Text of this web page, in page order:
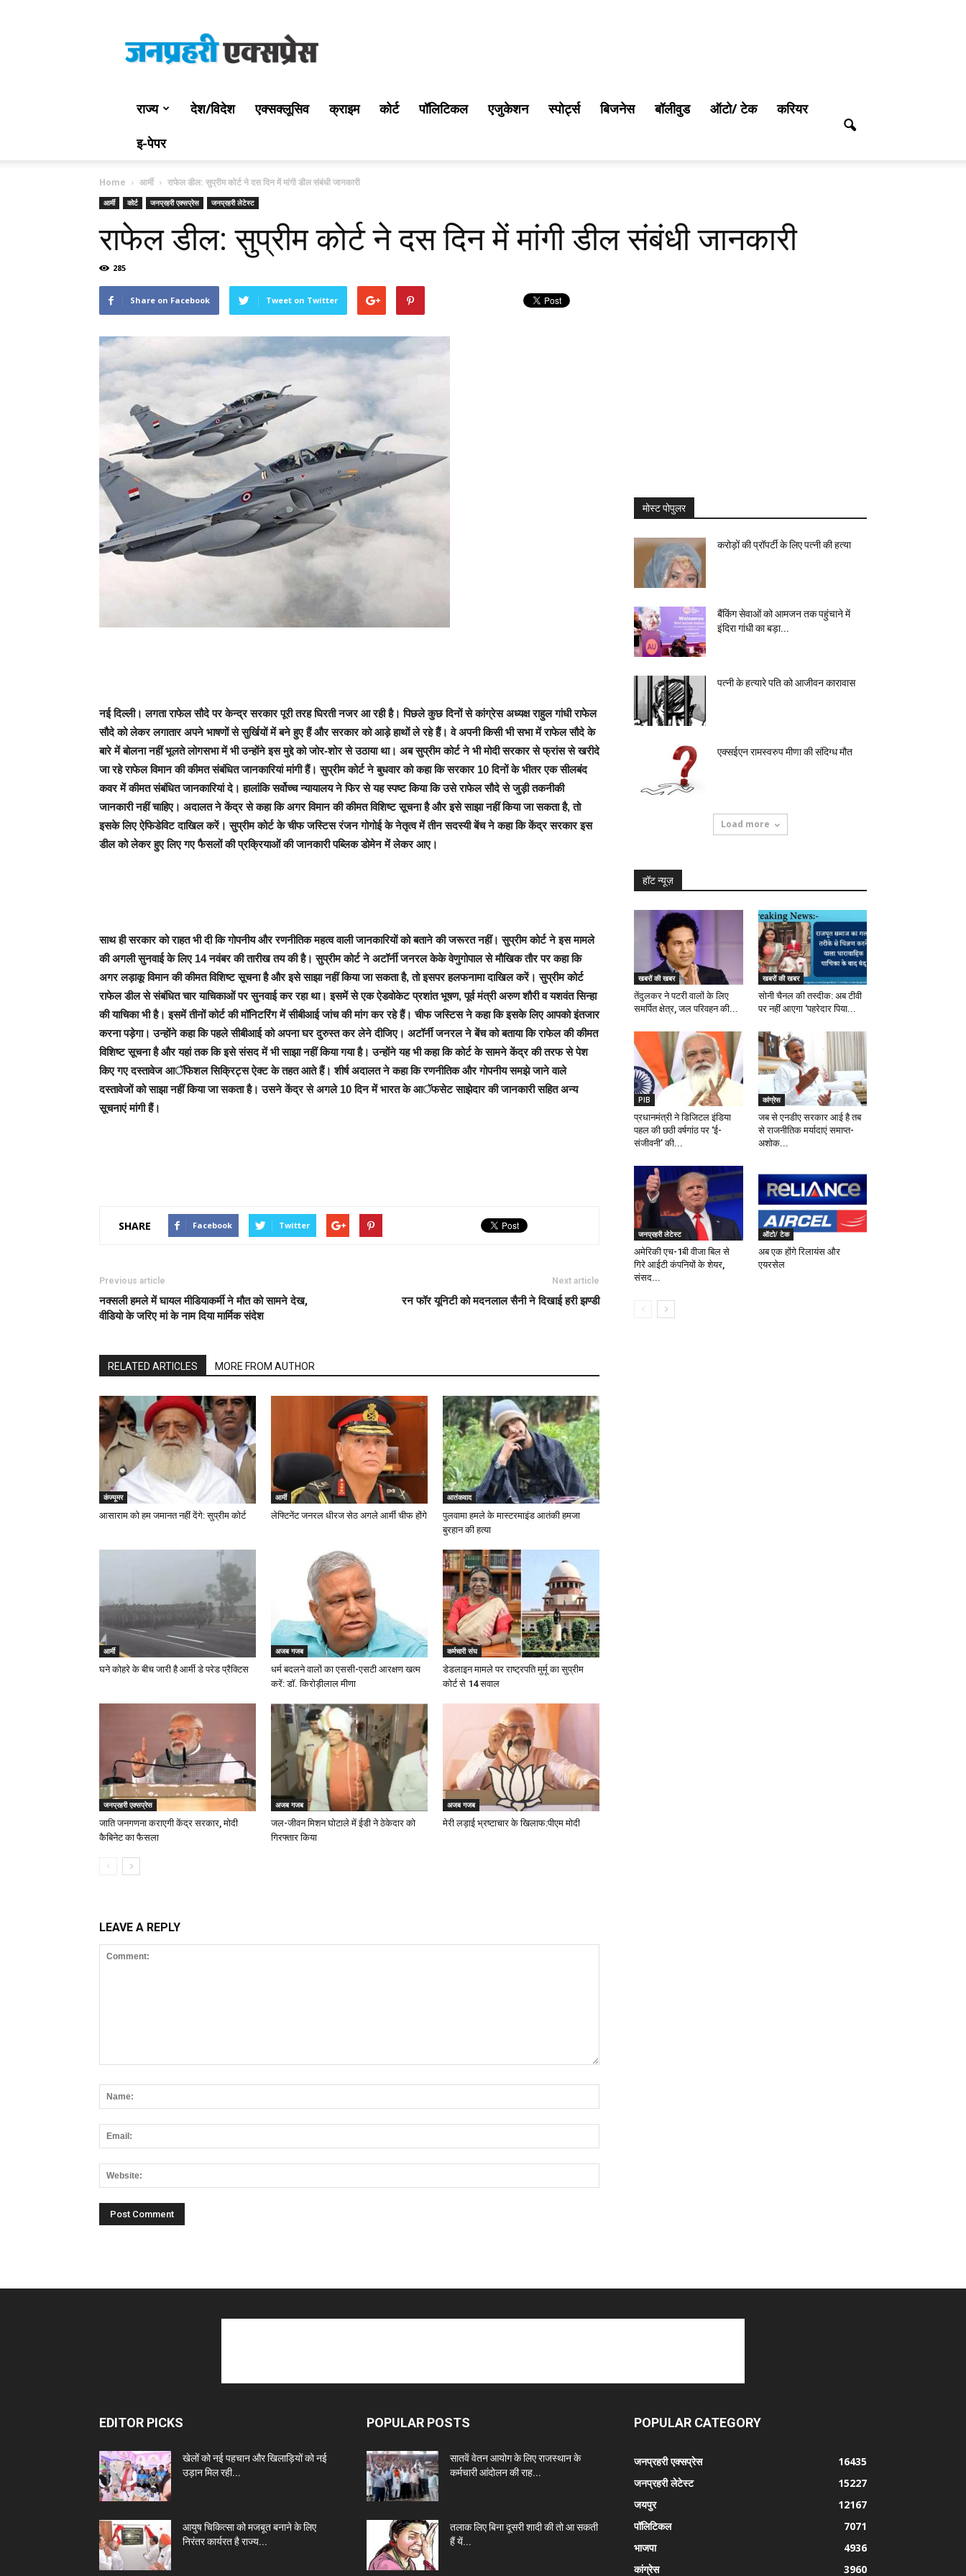
Prahari
Express
राज्य देश/विदेश एक्सक्लूसिव क्राइम कोर्ट पॉलिटिकल एजुकेशन स्पोर्ट्स बिजनेस बॉलीवुड ऑटो/ टेक
करियर
इ-पेपर
Home आर्मी राफेल डील: सुप्रीम कोर्ट ने दस दिन में मांगी डील संबंधी जानकारी
आर्मी कोर्ट जनप्रहरी एक्सप्रेस जनप्रहरी लेटेस्ट
राफेल डील: सुप्रीम कोर्ट ने दस दिन में मांगी डील संबंधी जानकारी
285
Share on Facebook Tweet on Twitter
नई दिल्ली। लगता राफेल सौदे पर केन्द्र सरकार पूरी तरह घिरती नजर आ रही है। पिछले कुछ दिनों से कांग्रेस अध्यक्ष राहुल गांधी राफेल
सौदे को लेकर लगातार अपने भाषणों से सुर्खियों में बने हुए हैं और सरकार को आड़े हाथों ले रहे हैैं। वे अपनी किसी भी सभा में राफेल सौदे के
बारे में बोलना नहीं भूलते लोगसभा में भी उन्होंने इस मुद्दे को जोर-शोर से उठाया था। अब सुप्रीम कोर्ट ने भी मोदी सरकार से फ्रांस से खरीदे
जा रहे राफेल विमान की कीमत संबंधित जानकारियां मांगी हैं। सुप्रीम कोर्ट ने बुधवार को कहा कि सरकार 10 दिनों के भीतर एक सीलबंद
कवर में कीमत संबंधित जानकारियां दे। हालांकि सर्वोच्च न्यायालय ने फिर से यह स्पष्ट किया कि उसे राफेल सौदे से जुड़ी तकनीकी
जानकारी नहीं चाहिए। अदालत ने केंद्र से कहा कि अगर विमान की कीमत विशिष्ट सूचना है और इसे साझा नहीं किया जा सकता है, तो
इसके लिए ऐफिडेविट दाखिल करें। सुप्रीम कोर्ट के चीफ जस्टिस रंजन गोगोई के नेतृत्व में तीन सदस्यी बेंच ने कहा कि केंद्र सरकार इस
डील को लेकर हुए लिए गए फैसलों की प्रक्रियाओं की जानकारी पब्लिक डोमेन में लेकर आए।
साथ ही सरकार को राहत भी दी कि गोपनीय और रणनीतिक महत्व वाली जानकारियों को बताने की जरूरत नहीं। सुप्रीम कोर्ट ने इस मामले
की अगली सुनवाई के लिए 14 नवंबर की तारीख तय की है। सुप्रीम कोर्ट ने अटॉर्नी जनरल केके वेणुगोपाल से मौखिक तौर पर कहा कि
अगर लड़ाकू विमान की कीमत विशिष्ट सूचना है और इसे साझा नहीं किया जा सकता है, तो इसपर हलफनामा दाखिल करें। सुप्रीम कोर्ट
राफेल डील से संबंधित चार याचिकाओं पर सुनवाई कर रहा था। इसमें से एक ऐडवोकेट प्रशांत भूषण, पूर्व मंत्री अरुण शौरी व यशवंत सिन्हा
की याचिका भी है। इसमें तीनों कोर्ट की मॉनिटरिंग में सीबीआई जांच की मांग कर रहे हैं। चीफ जस्टिस ने कहा कि इसके लिए आपको इंतजार
करना पड़ेगा। उन्होंने कहा कि पहले सीबीआई को अपना घर दुरुस्त कर लेने दीजिए। अटॉर्नी जनरल ने बेंच को बताया कि राफेल की कीमत
विशिष्ट सूचना है और यहां तक कि इसे संसद में भी साझा नहीं किया गया है। उन्होंने यह भी कहा कि कोर्ट के सामने केंद्र की तरफ से पेश
किए गए दस्तावेज आॅफिशल सिक्रिट्स ऐक्ट के तहत आते हैं। शीर्ष अदालत ने कहा कि रणनीतिक और गोपनीय समझे जाने वाले
दस्तावेजों को साझा नहीं किया जा सकता है। उसने केंद्र से अगले 10 दिन में भारत के आॅफसेट साझेदार की जानकारी सहित अन्य
सूचनाएं मांगी हैं।
SHARE Facebook Twitter
Previous article
नक्सली हमले में घायल मीडियाकर्मी ने मौत को सामने देख,
वीडियो के जरिए मां के नाम दिया मार्मिक संदेश
Next article
रन फॉर यूनिटी को मदनलाल सैनी ने दिखाई हरी झण्डी
RELATED ARTICLES MORE FROM AUTHOR
कंज्यूमर
आसाराम को हम जमानत नहीं देंगे: सुप्रीम कोर्ट
आर्मी
लेफ्टिनेंट जनरल धीरज सेठ अगले आर्मी चीफ होंगे
आतंकवाद
पुलवामा हमले के मास्टरमाइंड आतंकी हमजा
बुरहान की हत्या
आर्मी
घने कोहरे के बीच जारी है आर्मी डे परेड प्रैक्टिस
अजब गजब
धर्म बदलने वालों का एससी-एसटी आरक्षण खत्म
करें: डॉ. किरोड़ीलाल मीणा
कर्मचारी संघ
डेडलाइन मामले पर राष्ट्रपति मुर्मू का सुप्रीम
कोर्ट से 14 सवाल
जनप्रहरी एक्सप्रेस
जाति जनगणना कराएगी केंद्र सरकार, मोदी
कैबिनेट का फैसला
अजब गजब
जल-जीवन मिशन घोटाले में ईडी ने ठेकेदार को
गिरफ्तार किया
अजब गजब
मेरी लड़ाई भ्रष्टाचार के खिलाफ:पीएम मोदी
LEAVE A REPLY
मोस्ट पोपुलर
करोड़ों की प्रॉपर्टी के लिए पत्नी की हत्या
बैंकिंग सेवाओं को आमजन तक पहुंचाने में
इंदिरा गांधी का बड़ा...
पत्नी के हत्यारे पति को आजीवन कारावास
एक्सईएन रामस्वरुप मीणा की संदिग्ध मौत
Load more
हॉट न्यूज़
खबरों की खबर
तेंदुलकर ने पटरी वालों के लिए
समर्पित क्षेत्र, जल परिवहन की...
खबरों की खबर
सोनी चैनल की तस्दीक: अब टीवी
पर नहीं आएगा ‘पहरेदार पिया...
PIB
प्रधानमंत्री ने डिजिटल इंडिया
पहल की छठी वर्षगांठ पर ‘ई-
संजीवनी’ की...
कांग्रेस
जब से एनडीए सरकार आई है तब
से राजनीतिक मर्यादाएं समाप्त-
अशोक...
जनप्रहरी लेटेस्ट
अमेरिकी एच-1बी वीजा बिल से
गिरे आईटी कंपनियों के शेयर,
संसद...
ऑटो/ टेक
अब एक होंगे रिलायंस और
एयरसेल
EDITOR PICKS
खेलों को नई पहचान और खिलाड़ियों को नई
उड़ान मिल रही...
आयुष चिकित्सा को मजबूत बनाने के लिए
निरंतर कार्यरत है राज्य...
POPULAR POSTS
सातवें वेतन आयोग के लिए राजस्थान के
कर्मचारी आंदोलन की राह...
तलाक लिए बिना दूसरी शादी की तो आ सकती
हैं यें...
POPULAR CATEGORY
जनप्रहरी एक्सप्रेस
16435
जनप्रहरी लेटेस्ट
15227
जयपुर
12167
पॉलिटिकल
7071
भाजपा
4936
कांग्रेस
3960